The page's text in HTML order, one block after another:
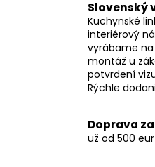
Slovenský
Kuchynské
interiérový
vyrábame na
montáž u
potvrdení
Rýchle
Doprava
už od 500 eur